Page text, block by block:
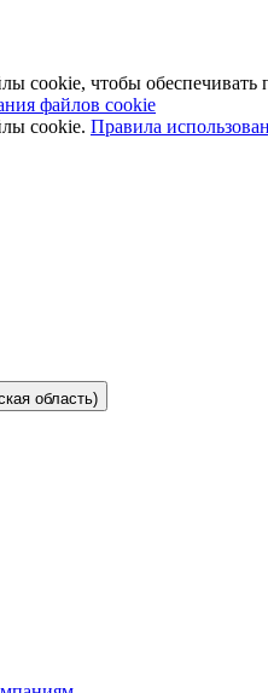
cookie, чтобы обеспечивать
файлов cookie
cookie. Правила
область)